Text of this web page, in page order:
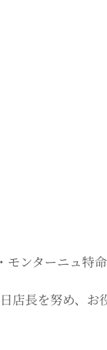
ンターニュ特
長を努め、お